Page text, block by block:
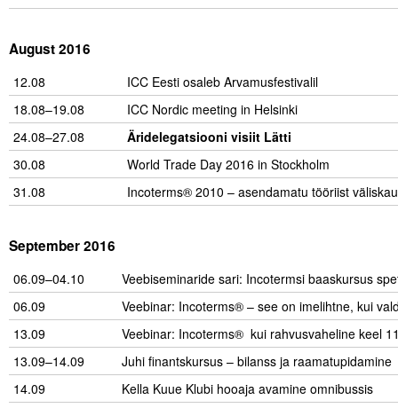
August 2016
12.08
ICC Eesti osaleb Arvamusfestivalil
18.08–19.08
ICC Nordic meeting in Helsinki
24.08–27.08
Äridelegatsiooni visiit Lätti
30.08
World Trade Day 2016 in Stockholm
31.08
Incoterms® 2010 – asendamatu tööriist
September 2016
06.09–04.10
Veebiseminaride sari: Incotermsi baaskursus
06.09
Veebinar: Incoterms® – see on imelihtne, kui
13.09
Veebinar: Incoterms® kui rahvusvaheline keel
13.09–14.09
Juhi finantskursus – bilanss ja raamatupidamine
14.09
Kella Kuue Klubi hooaja avamine omnibussis